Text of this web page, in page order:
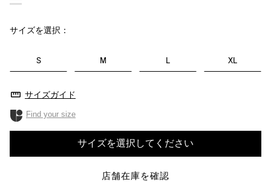
サイズを選択：
S M L XL
サイズガイド
Find your size
サイズを選択してください
店舗在庫を確認